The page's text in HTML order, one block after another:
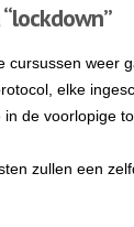
weer
elke
de voorlopige
zullen een